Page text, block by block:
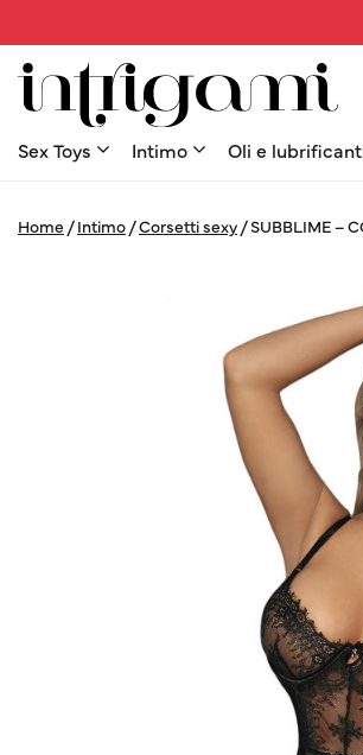
Sex Toys Intimo Oli e
Home /Intimo /Corsetti sexy /SUBBLIME –